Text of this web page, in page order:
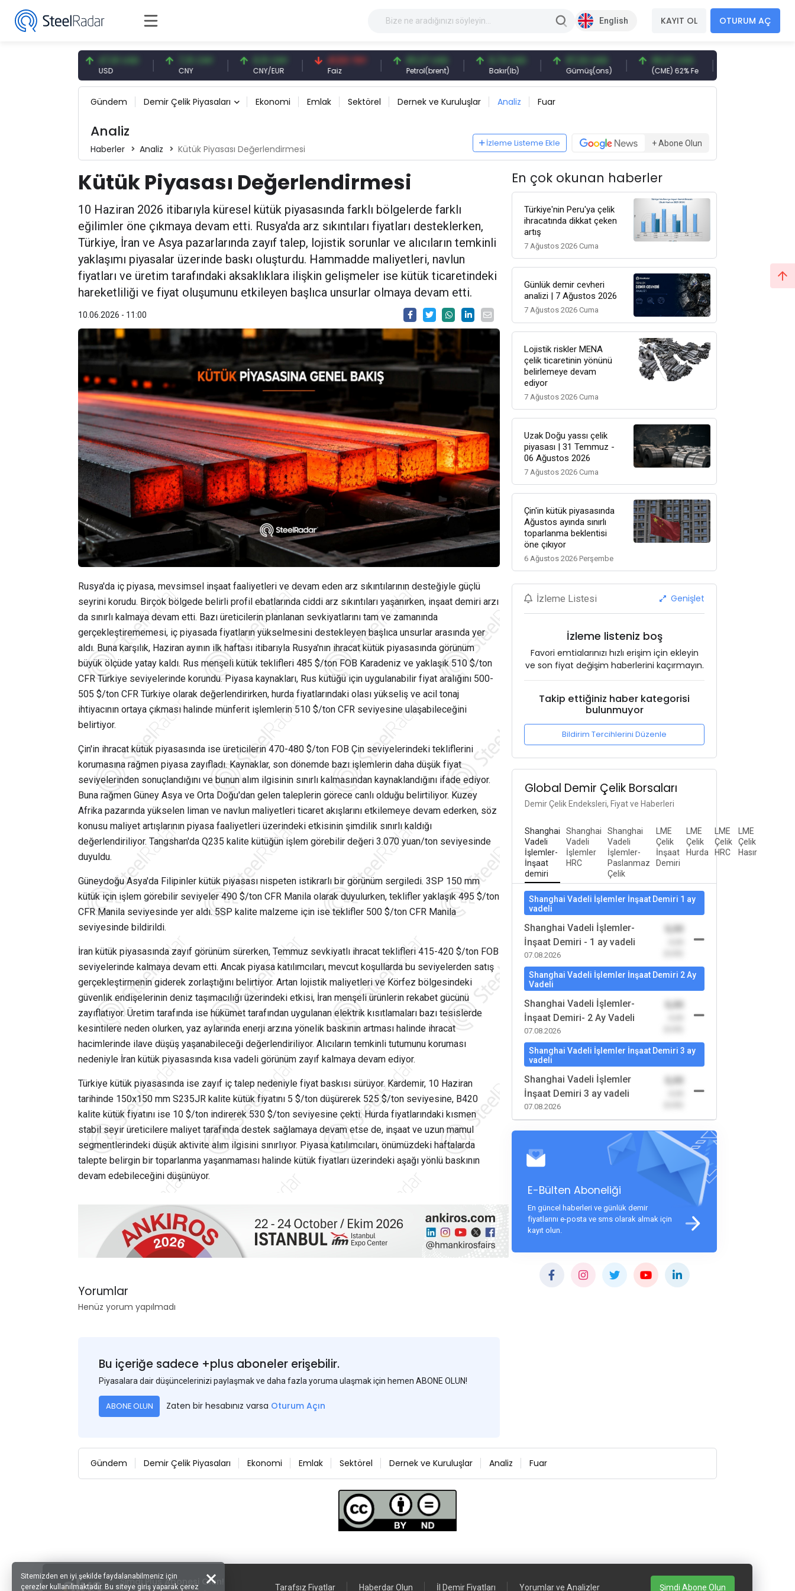
English KAYIT OL OTURUM AÇ
47,61 USD 7,10 CNY
CNY
0,13 CNY
CNY/EUR
41,53 TRY
Faiz
83,27 USD
Petrol(brent)
6,74 USD
Bakır(lb)
97,32 USD
Gümüş(ons)
96,27 USD
(CME) 62% Fe
377,25 USD
Gemi Söküm
Gündem Demir Çelik Piyasaları Ekonomi Emlak Sektörel Dernek ve Kuruluşlar Analiz Fuar
Analiz
Haberler Analiz Kütük Piyasası Değerlendirmesi
İzleme Listeme Ekle + Abone Olun
Kütük Piyasası Değerlendirmesi
10 Haziran 2026 itibarıyla küresel kütük piyasasında farklı bölgelerde farklı
eğilimler öne çıkmaya devam etti. Rusya'da arz sıkıntıları fiyatları desteklerken,
Türkiye, İran ve Asya pazarlarında zayıf talep, lojistik sorunlar ve alıcıların temkinli
yaklaşımı piyasalar üzerinde baskı oluşturdu. Hammadde maliyetleri, navlun
fiyatları ve üretim tarafındaki aksaklıklara ilişkin gelişmeler ise kütük ticaretindeki
hareketliliği ve fiyat oluşumunu etkileyen başlıca unsurlar olmaya devam etti.
10.06.2026 - 11:00
Rusya'da iç piyasa, mevsimsel inşaat faaliyetleri ve devam eden arz sıkıntılarının desteğiyle güçlü
seyrini korudu. Birçok bölgede belirli profil ebatlarında ciddi arz sıkıntıları yaşanırken, inşaat demiri arzı
da sınırlı kalmaya devam etti. Bazı üreticilerin planlanan sevkiyatlarını tam ve zamanında
gerçekleştirememesi, iç piyasada fiyatların yükselmesini destekleyen başlıca unsurlar arasında yer
aldı. Buna karşılık, Haziran ayının ilk haftası itibarıyla Rusya'nın ihracat kütük piyasasında görünüm
büyük ölçüde yatay kaldı. Rus menşeli kütük teklifleri 485 $/ton FOB Karadeniz ve yaklaşık 510 $/ton
CFR Türkiye seviyelerinde korundu. Piyasa kaynakları, Rus kütüğü için uygulanabilir fiyat aralığını 500-
505 $/ton CFR Türkiye olarak değerlendirirken, hurda fiyatlarındaki olası yükseliş ve acil tonaj
ihtiyacının ortaya çıkması halinde münferit işlemlerin 510 $/ton CFR seviyesine ulaşabileceğini
belirtiyor.
Çin'in ihracat kütük piyasasında ise üreticilerin 470-480 $/ton FOB Çin seviyelerindeki tekliflerini
korumasına rağmen piyasa zayıfladı. Kaynaklar, son dönemde bazı işlemlerin daha düşük fiyat
seviyelerinden sonuçlandığını ve bunun alım ilgisinin sınırlı kalmasından kaynaklandığını ifade ediyor.
Buna rağmen Güney Asya ve Orta Doğu'dan gelen taleplerin görece canlı olduğu belirtiliyor. Kuzey
Afrika pazarında yükselen liman ve navlun maliyetleri ticaret akışlarını etkilemeye devam ederken, söz
konusu maliyet artışlarının piyasa faaliyetleri üzerindeki etkisinin şimdilik sınırlı kaldığı
değerlendiriliyor. Tangshan'da Q235 kalite kütüğün işlem görebilir değeri 3.070 yuan/ton seviyesinde
duyuldu.
Güneydoğu Asya'da Filipinler kütük piyasası nispeten istikrarlı bir görünüm sergiledi. 3SP 150 mm
kütük için işlem görebilir seviyeler 490 $/ton CFR Manila olarak duyulurken, teklifler yaklaşık 495 $/ton
CFR Manila seviyesinde yer aldı. 5SP kalite malzeme için ise teklifler 500 $/ton CFR Manila
seviyesinde bildirildi.
İran kütük piyasasında zayıf görünüm sürerken, Temmuz sevkiyatlı ihracat teklifleri 415-420 $/ton FOB
seviyelerinde kalmaya devam etti. Ancak piyasa katılımcıları, mevcut koşullarda bu seviyelerden satış
gerçekleştirmenin giderek zorlaştığını belirtiyor. Artan lojistik maliyetleri ve Körfez bölgesindeki
güvenlik endişelerinin deniz taşımacılığı üzerindeki etkisi, İran menşeli ürünlerin rekabet gücünü
zayıflatıyor. Üretim tarafında ise hükümet tarafından uygulanan elektrik kısıtlamaları bazı tesislerde
kesintilere neden olurken, yaz aylarında enerji arzına yönelik baskının artması halinde ihracat
hacimlerinde ilave düşüş yaşanabileceği değerlendiriliyor. Alıcıların temkinli tutumunu koruması
nedeniyle İran kütük piyasasında kısa vadeli görünüm zayıf kalmaya devam ediyor.
Türkiye kütük piyasasında ise zayıf iç talep nedeniyle fiyat baskısı sürüyor. Kardemir, 10 Haziran
tarihinde 150x150 mm S235JR kalite kütük fiyatını 5 $/ton düşürerek 525 $/ton seviyesine, B420
kalite kütük fiyatını ise 10 $/ton indirerek 530 $/ton seviyesine çekti. Hurda fiyatlarındaki kısmen
stabil seyir üreticilere maliyet tarafında destek sağlamaya devam etse de, inşaat ve uzun mamul
segmentlerindeki düşük aktivite alım ilgisini sınırlıyor. Piyasa katılımcıları, önümüzdeki haftalarda
talepte belirgin bir toparlanma yaşanmaması halinde kütük fiyatları üzerindeki aşağı yönlü baskının
devam edebileceğini düşünüyor.
Yorumlar
Henüz yorum yapılmadı
Bu içeriğe sadece +plus aboneler erişebilir.
Piyasalara dair düşüncelerinizi paylaşmak ve daha fazla yoruma ulaşmak için hemen ABONE OLUN!
ABONE OLUN Zaten bir hesabınız varsa Oturum Açın
En çok okunan haberler
Türkiye'nin Peru'ya çelik
ihracatında dikkat çeken
artış
7 Ağustos 2026 Cuma
Günlük demir cevheri
analizi | 7 Ağustos 2026
7 Ağustos 2026 Cuma
Lojistik riskler MENA
çelik ticaretinin yönünü
belirlemeye devam
ediyor
7 Ağustos 2026 Cuma
Uzak Doğu yassı çelik
piyasası | 31 Temmuz -
06 Ağustos 2026
7 Ağustos 2026 Cuma
Çin'in kütük piyasasında
Ağustos ayında sınırlı
toparlanma beklentisi
öne çıkıyor
6 Ağustos 2026 Perşembe
İzleme Listesi Genişlet
İzleme listeniz boş
Favori emtialarınızı hızlı erişim için ekleyin
ve son fiyat değişim haberlerini kaçırmayın.
Takip ettiğiniz haber kategorisi
bulunmuyor
Bildirim Tercihlerini Düzenle
Global Demir Çelik Borsaları
Demir Çelik Endeksleri, Fiyat ve Haberleri
Shanghai
Vadeli
İşlemler-
İnşaat
demiri
Shanghai
Vadeli
İşlemler
HRC
Shanghai
Vadeli
İşlemler-
Paslanmaz
Çelik
LME
Çelik
İnşaat
Demiri
LME
Çelik
Hurda
LME
Çelik
HRC
LME
Çelik
Hasır
Shanghai Vadeli İşlemler İnşaat Demiri 1 ay
vadeli
Shanghai Vadeli İşlemler-
İnşaat Demiri - 1 ay vadeli
07.08.2026
0,00
Shanghai Vadeli İşlemler İnşaat Demiri 2 Ay
Vadeli
Shanghai Vadeli İşlemler-
İnşaat Demiri- 2 Ay Vadeli
07.08.2026
0,00
Shanghai Vadeli İşlemler İnşaat Demiri 3 ay
vadeli
Shanghai Vadeli İşlemler
İnşaat Demiri 3 ay vadeli
07.08.2026
0,00
E-Bülten Aboneliği
En güncel haberleri ve günlük demir
fiyatlarını e-posta ve sms olarak almak için
kayıt olun.
Gündem Demir Çelik Piyasaları Ekonomi Emlak Sektörel Dernek ve Kuruluşlar Analiz Fuar
Şimdi Plus Abonesi Olun!
Tarafsız Fiyatlar Haberdar Olun İl Demir Fiyatları Yorumlar ve Analizler Şimdi Abone Olun
Sitemizden en iyi şekilde faydalanabilmeniz için
çerezler kullanılmaktadır. Bu siteye giriş yaparak çerez